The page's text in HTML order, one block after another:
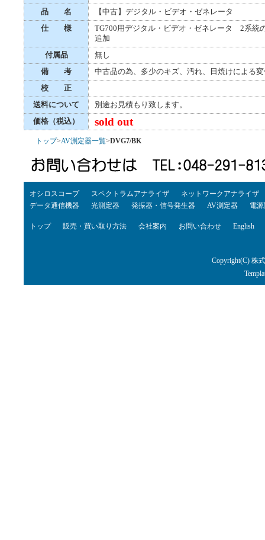
品 名
【中古】デジタル・ビデオ・ゼネレータ
仕 様
TG700用デジタル・ビデオ・ゼネレータ 2系統
追加
付属品
無し
備 考
中古品の為、多少のキズ、汚れ、日焼けによる
校 正
送料について
別途お見積もり致します。
価格（税込）
sold out
トップ>AV測定器一覧>DVG7/BK
オシロスコープ スペクトラムアナライザ
ネットワークアナライザ
データ通信機器
光測定器 発振器・信号発生器 AV測定器 電
トップ 販売・買い取り方法 会社案内 お問い合わせ English
Copyright(C) 株